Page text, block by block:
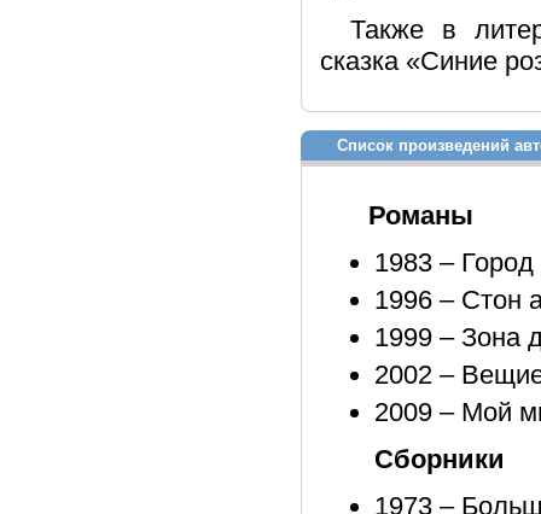
Также в
сказка «Синие
Список произведений
Романы
1983 –
1996 – Стон
1999 – Зона
2002 –
2009 – Мой
Сборники
1973 –